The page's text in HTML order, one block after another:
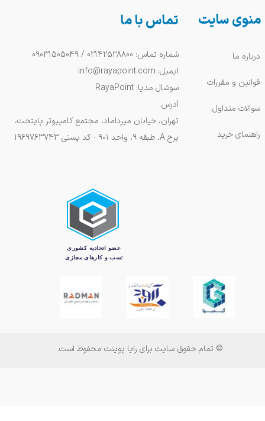
منوی سایت
درباره ما
قوانین و مقررات
سوالات متداول
راهنمای خرید
© تمام حقوق سایت برای رایا پوینت محفوظ است.
تماس با ما
شماره تماس: 02142528800 / 09031505049
ایمیل: info@rayapoint.com
سوشال مدیا: RayaPoint
آدرس:
تهران، خیابان میرداماد، مجتمع کامپیوتر پایتخت،
برج A، طبقه ۹، واحد ۹۰۱ - کد پستی 1969763743